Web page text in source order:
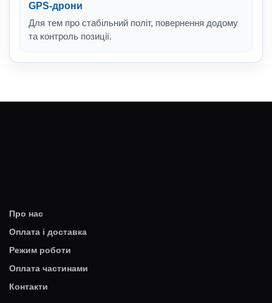
GPS-дрони
Для тем про стабільний політ, повернення додому
та контроль позиції.
Про нас
Оплата і доставка
Режим роботи
Оплата частинами
Контакти